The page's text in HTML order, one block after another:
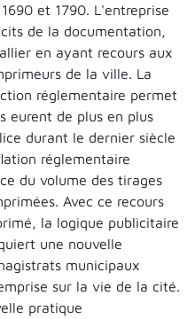
et 1790. L'entreprise
de la documentation,
en ayant recours aux
de la ville. La
réglementaire permet
eurent de plus en plus
durant le dernier siècle
réglementaire
du volume des tirages
Avec ce recours
la logique publicitaire
une nouvelle
municipaux
sur la vie de la cité.
pratique